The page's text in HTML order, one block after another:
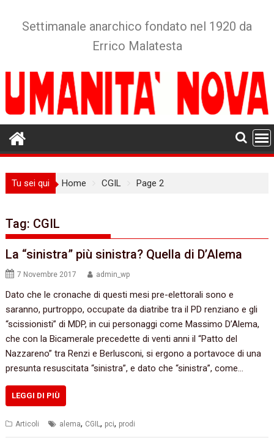
Settimanale anarchico fondato nel 1920 da
Errico Malatesta
Tu sei qui Home CGIL Page 2
Tag: CGIL
La “sinistra” più sinistra? Quella di D’Alema
7 Novembre 2017 admin_wp
Dato che le cronache di questi mesi pre-elettorali sono e
saranno, purtroppo, occupate da diatribe tra il PD renziano e gli
“scissionisti” di MDP, in cui personaggi come Massimo D’Alema,
che con la Bicamerale precedette di venti anni il “Patto del
Nazzareno” tra Renzi e Berlusconi, si ergono a portavoce di una
presunta resuscitata “sinistra”, e dato che “sinistra”, come…
LEGGI DI PIÙ
Articoli alema, CGIL, pci, prodi